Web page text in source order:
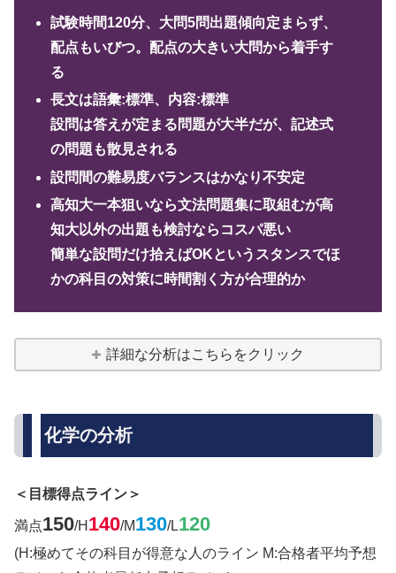
試験時間120分、大問5問出題傾向定まらず、
配点もいびつ。配点の大きい大問から着手す
る
長文は語彙:標準、内容:標準
設問は答えが定まる問題が大半だが、記述式
の問題も散見される
設問間の難易度バランスはかなり不安定
高知大一本狙いなら文法問題集に取組むが高
知大以外の出題も検討ならコスパ悪い
簡単な設問だけ拾えばOKというスタンスでほ
かの科目の対策に時間割く方が合理的か
詳細な分析はこちらをクリック
化学の分析
＜目標得点ライン＞
満点150/H 140/M130/L120
(H:極めてその科目が得意な人のライン M:合格者平均予想